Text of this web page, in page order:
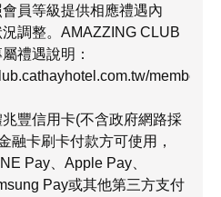
員等級提供相應禮遇內
調整。AMAZZING CLUB
禮遇說明：
member-
豐信用卡(不含政府網路採
融卡刷卡付款方可使用，
Pay、Apple Pay、
Pay或其他第三方支付